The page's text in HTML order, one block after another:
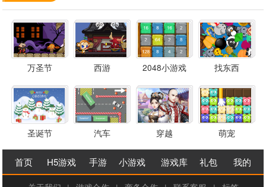
万圣节 西游 2048小游戏 找东西
圣诞节 汽车 穿越 萌宠
首页 H5游戏 手游 小游戏 游戏库 礼包 我的